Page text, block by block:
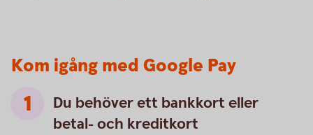
Kom igång med Google Pay
Du behöver ett bankkort eller
betal- och kreditkort